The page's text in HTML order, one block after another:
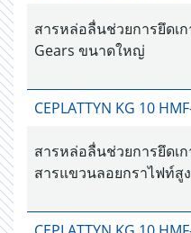
สารหล่อลื่นช่วยการยึดเ
Gears ขนาดใหญ่
CEPLATTYN KG 10
สารหล่อลื่นช่วยการยึดเ
สารแขวนลอยกราไฟท์สู